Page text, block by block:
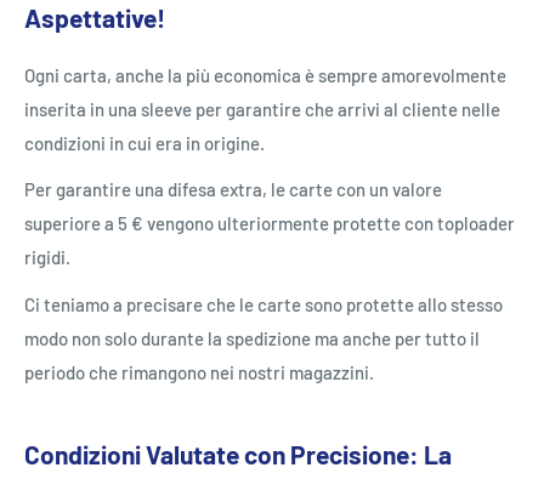
Aspettative!
Ogni carta, anche la più economica è sempre amorevolmente
inserita in una sleeve per garantire che arrivi al cliente nelle
condizioni in cui era in origine.
Per garantire una difesa extra, le carte con un valore
superiore a 5 € vengono ulteriormente protette con toploader
rigidi.
Ci teniamo a precisare che le carte sono protette allo stesso
modo non solo durante la spedizione ma anche per tutto il
periodo che rimangono nei nostri magazzini.
Condizioni Valutate con Precisione: La